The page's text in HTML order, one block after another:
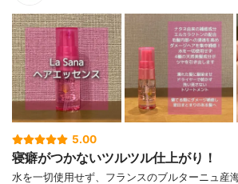
5.00
寝癖がつかないツルツル仕上がり！
水を一切使用せず、フランスのブルターニュ産